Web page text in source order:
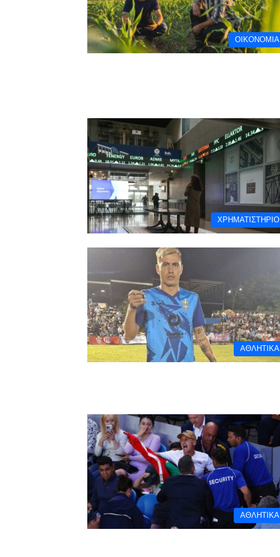
ΟΙΚΟΝΟΜΙΑ
ΧΡΗΜΑΤΙΣΤΗΡΙΟ
ΑΘΛΗΤΙΚΑ
ΑΘΛΗΤΙΚΑ